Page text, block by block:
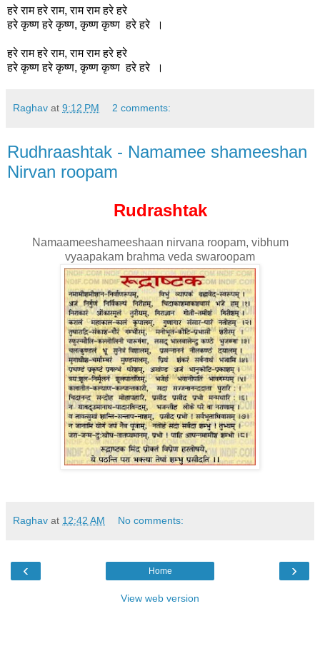
हरे राम हरे राम, राम राम हरे हरे
हरे कृष्ण हरे कृष्ण, कृष्ण कृष्ण हरे हरे ।
हरे राम हरे राम, राम राम हरे हरे
हरे कृष्ण हरे कृष्ण, कृष्ण कृष्ण हरे हरे ।
Raghav at 9:12 PM 2 comments:
Rudhraashtak - Namamee shameeshan
Nirvan roopam
Rudrashtak
Namaameeshameeshaan nirvana roopam, vibhum
vyaapakam brahma veda swaroopam
Raghav at 12:42 AM No comments:
‹ ›
Home
View web version